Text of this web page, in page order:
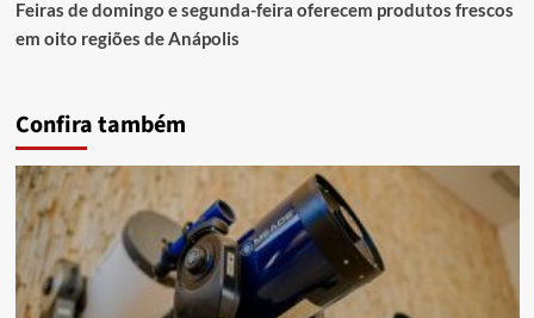
Feiras de domingo e segunda-feira oferecem produtos frescos
em oito regiões de Anápolis
Confira também